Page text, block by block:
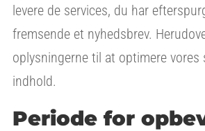
levere de services, du har
fremsende et nyhedsbrev.
oplysningerne til at optimere vores
indhold.
Periode for